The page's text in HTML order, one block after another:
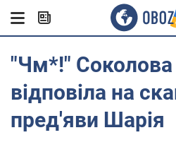
"Чм*!" Соколова
відповіла на
пред'яви Шарія